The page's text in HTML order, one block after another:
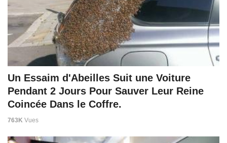
Un Essaim d'Abeilles Suit une Voiture
Pendant 2 Jours Pour Sauver Leur Reine
Coincée Dans le Coffre.
763K Vues